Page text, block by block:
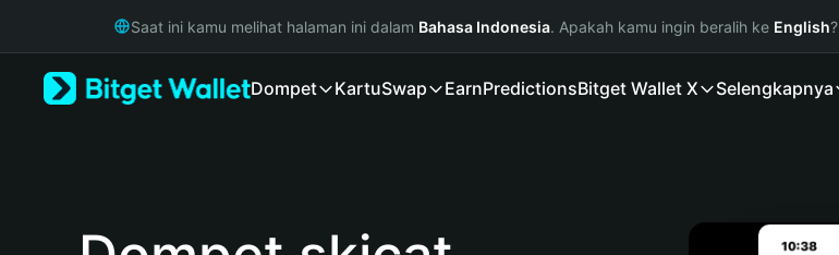
Русский
Saat ini kamu melihat halaman ini dalam Bahasa Indonesia. Apakah kamu ingin beralih ke English?
Dompet KartuSwap EarnPredictionsBitget Wallet X Selengkapnya